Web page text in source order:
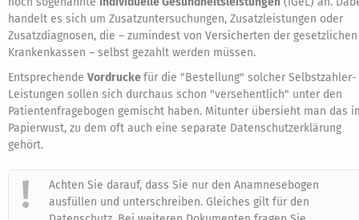
handelt es sich um Zusatzuntersuchungen, Zusatzleistungen oder
Zusatzdiagnosen, die – zumindest von Versicherten der gesetzlichen
Krankenkassen – selbst gezahlt werden müssen.
Entsprechende Vordruckefür die "Bestellung" solcher Selbstzahler-
Leistungen sollen sich durchaus schon "versehentlich" unter den
Patientenfragebogen gemischt haben. Mitunter übersieht man das
Papierwust, zu dem oft auch eine separate Datenschutzerklärung
gehört.
Achten Sie darauf, dass Sie nur den Anamnesebogen
ausfüllen und unterschreiben. Gleiches gilt für den